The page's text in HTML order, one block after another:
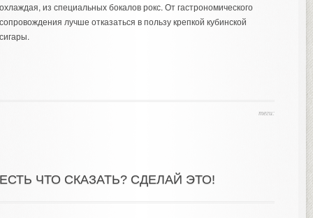
из специальных бокалов рокс. От гастрономического
лучше отказаться в пользу крепкой кубинской
теги:
ЧТО СКАЗАТЬ? СДЕЛАЙ ЭТО!